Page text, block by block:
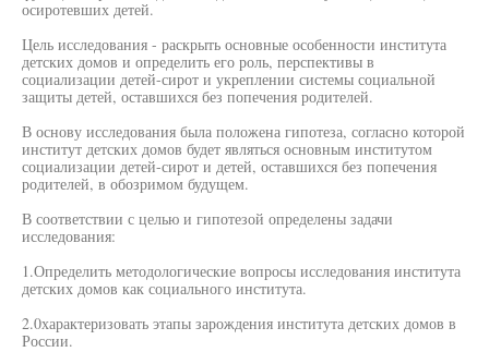
осиротевших детей.
Цель исследования - раскрыть основные особенности института
детских домов и определить его роль, перспективы в
социализации детей-сирот и укреплении системы социальной
защиты детей, оставшихся без попечения родителей.
В основу исследования была положена гипотеза, согласно которой
институт детских домов будет являться основным институтом
социализации детей-сирот и детей, оставшихся без попечения
родителей, в обозримом будущем.
В соответствии с целью и гипотезой определены задачи
исследования:
1.Определить методологические вопросы исследования института
детских домов как социального института.
2.0характеризовать этапы зарождения института детских домов в
России.